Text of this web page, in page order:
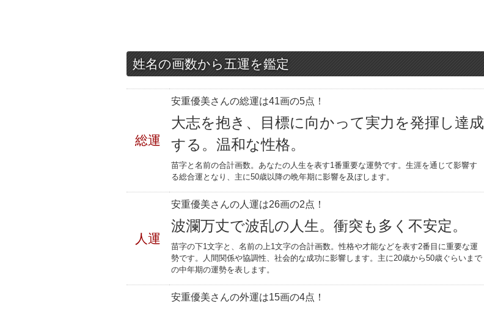
姓名の画数から五運を鑑定
総運
安重優美さんの総運は41画の5点！
大志を抱き、目標に向かって実力を発揮し達成
する。温和な性格。
苗字と名前の合計画数。あなたの人生を表す1番重要な運勢です。生涯を通じて影響す
る総合運となり、主に50歳以降の晩年期に影響を及ぼします。
人運
安重優美さんの人運は26画の2点！
波瀾万丈で波乱の人生。衝突も多く不安定。
苗字の下1文字と、名前の上1文字の合計画数。性格や才能などを表す2番目に重要な運
勢です。人間関係や協調性、社会的な成功に影響します。主に20歳から50歳ぐらいまで
の中年期の運勢を表します。
安重優美さんの外運は15画の4点！